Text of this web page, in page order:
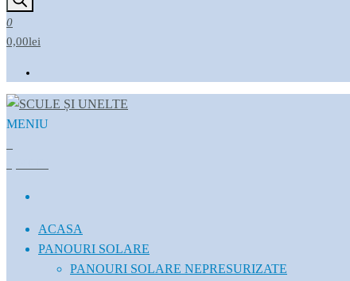
0
0,00lei
MENIU
ACASA
PANOURI SOLARE
PANOURI SOLARE NEPRESURIZATE